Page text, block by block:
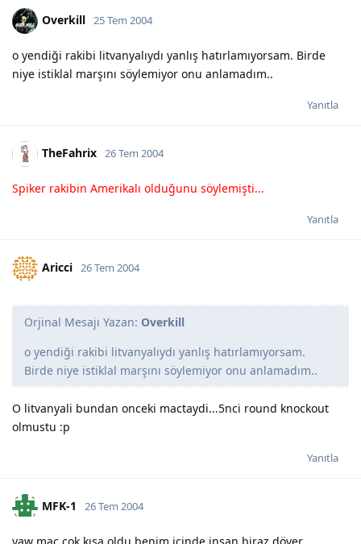
Overkill 25 Tem 2004
o yendiği rakibi litvanyalıydı yanlış hatırlamıyorsam. Birde
niye istiklal marşını söylemiyor onu anlamadım..
Yanıtla
TheFahrix 26 Tem 2004
Spiker rakibin Amerikalı olduğunu söylemişti...
Yanıtla
Aricci 26 Tem 2004
Orjinal Mesajı Yazan: Overkill
o yendiği rakibi litvanyalıydı yanlış hatırlamıyorsam.
Birde niye istiklal marşını söylemiyor onu anlamadım..
O litvanyali bundan onceki mactaydi...5nci round knockout
olmustu :p
Yanıtla
MFK-1 26 Tem 2004